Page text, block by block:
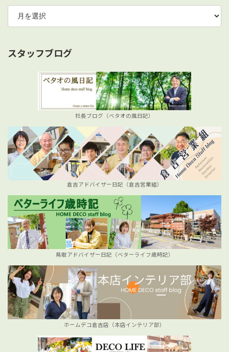
ア
カ
スタッフブログ
社長ブログ（ベタオの風日記）
倉吉アドバイザー日記（倉吉営業組）
鳥取アドバイザー日記（ベターライフ歳時記）
ホームデコ倉吉店（本店インテリア部）